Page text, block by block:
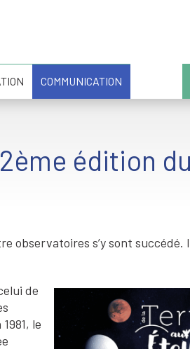
COMMUNICATION
édition
observatoires s’y sont
de
le